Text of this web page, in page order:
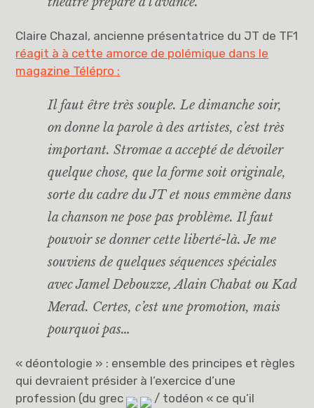
Claire Chazal, ancienne présentatrice du JT de TF1
réagit à à cette amorce de polémique dans le
magazine Télépro :
Il faut être très souple. Le dimanche soir,
on donne la parole à des artistes, c’est très
important. Stromae a accepté de dévoiler
quelque chose, que la forme soit originale,
sorte du cadre du JT et nous emmène dans
la chanson ne pose pas problème. Il faut
pouvoir se donner cette liberté-là. Je me
souviens de quelques séquences spéciales
avec Jamel Debouzze, Alain Chabat ou Kad
Merad. Certes, c’est une promotion, mais
pourquoi pas…
« déontologie » : ensemble des principes et règles
qui devraient présider à l’exercice d’une
profession (du grec
/ todéon « ce qu’il